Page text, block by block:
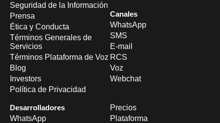
Seguridad de la Información
Prensa
Ética y Conducta
Términos Generales de
Servicios
Términos Plataforma de Voz
Blog
Investors
Política de Privacidad
Canales
WhatsApp
SMS
E-mail
RCS
Voz
Webchat
Desarrolladores
WhatsApp
Precios
Plataforma